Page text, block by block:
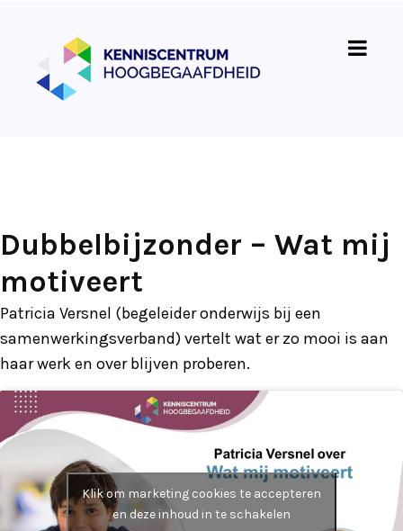
Dubbelbijzonder – Wat mij
motiveert
Patricia Versnel (begeleider onderwijs bij een
samenwerkingsverband) vertelt wat er zo mooi is aan
haar werk en over blijven proberen.
Klik om marketing cookies te accepteren
en deze inhoud in te schakelen